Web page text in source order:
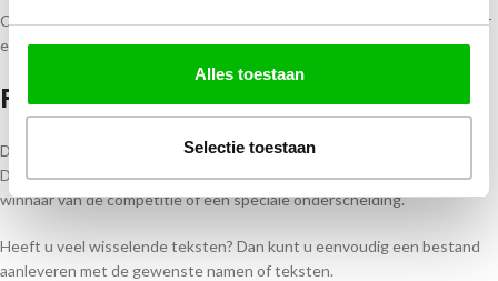
Alles toestaan
Selectie toestaan
Combineer deze padel trofee met bijpassende medailles of bekers voor
een complete en professionele prijsuitreiking.
Padel Trofee Personaliseren
Deze padel trofee is eenvoudig te voorzien van een persoonlijke tekst.
Denk bijvoorbeeld aan de naam van het toernooi, datum, clubnaam,
winnaar van de competitie of een speciale onderscheiding.
Heeft u veel wisselende teksten? Dan kunt u eenvoudig een bestand
aanleveren met de gewenste namen of teksten.